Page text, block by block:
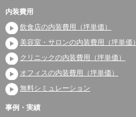
内装費用
飲食店の内装費用（坪単価）
美容室・サロンの内装費用（坪単価）
クリニックの内装費用（坪単価）
オフィスの内装費用（坪単価）
無料シミュレーション
事例・実績